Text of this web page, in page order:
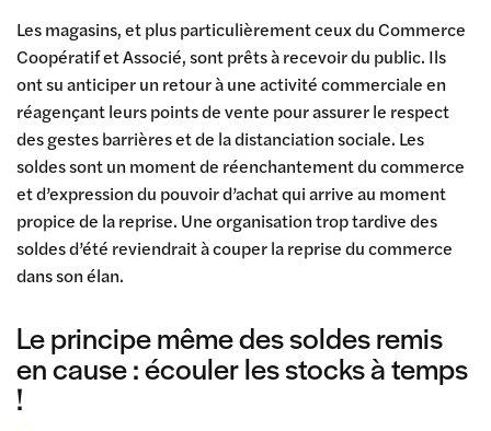
Les magasins, et plus particulièrement ceux du Commerce
Coopératif et Associé, sont prêts à recevoir du public. Ils
ont su anticiper un retour à une activité commerciale en
réagençant leurs points de vente pour assurer le respect
des gestes barrières et de la distanciation sociale. Les
soldes sont un moment de réenchantement du commerce
et d’expression du pouvoir d’achat qui arrive au moment
propice de la reprise. Une organisation trop tardive des
soldes d’été reviendrait à couper la reprise du commerce
dans son élan.
Le principe même des soldes remis
en cause : écouler les stocks à temps
!